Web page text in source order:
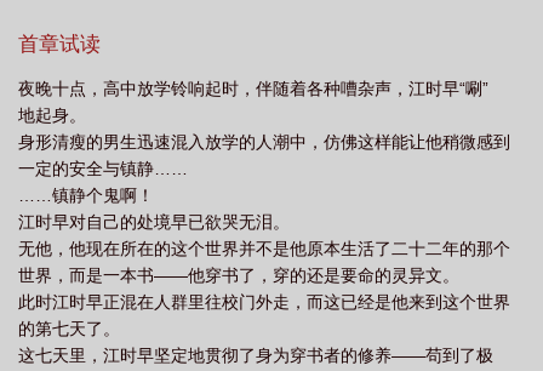
首章试读
夜晚十点，高中放学铃响起时，伴随着各种嘈杂声，江时早“唰”
地起身。
身形清瘦的男生迅速混入放学的人潮中，仿佛这样能让他稍微感到
一定的安全与镇静……
……镇静个鬼啊！
江时早对自己的处境早已欲哭无泪。
无他，他现在所在的这个世界并不是他原本生活了二十二年的那个
世界，而是一本书——他穿书了，穿的还是要命的灵异文。
此时江时早正混在人群里往校门外走，而这已经是他来到这个世界
的第七天了。
这七天里，江时早坚定地贯彻了身为穿书者的修养——苟到了极